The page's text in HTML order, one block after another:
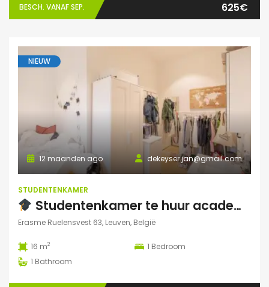
BESCH. VANAF SEP. 625€
NIEUW
dekeyser.jan@gmail.com
12 maanden ago
STUDENTENKAMER
Studentenkamer te huur academiejaar 2025-2026 – Ruelensvest 63, Leuven (Naamsepoort)
Erasme Ruelensvest 63, Leuven, België
16 m2 1 Bedroom
1 Bathroom